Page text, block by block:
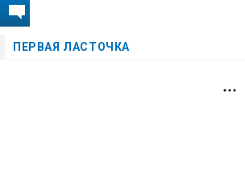
ПЕРВАЯ ЛАСТОЧКА